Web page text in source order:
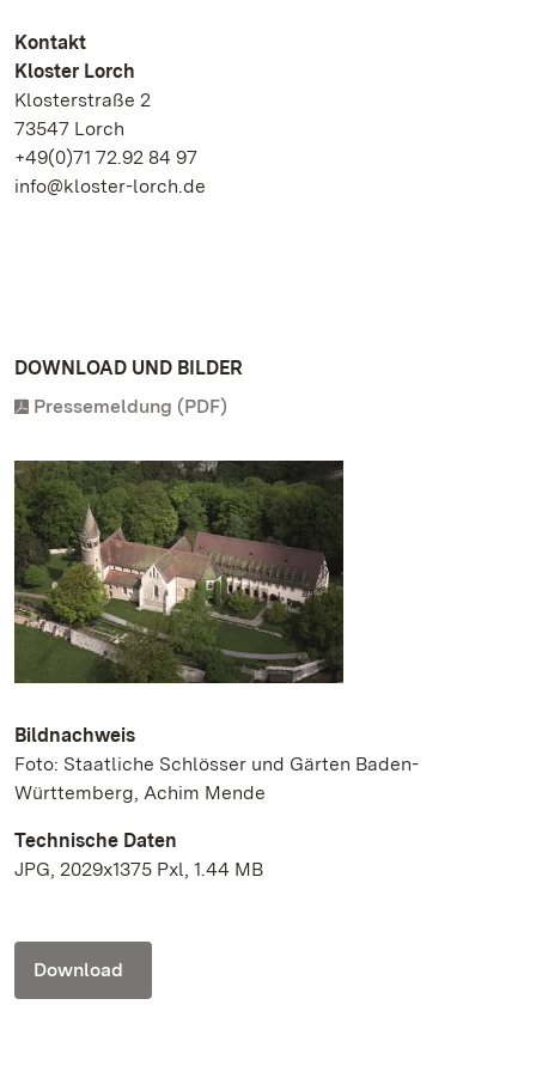
Kontakt
Kloster Lorch
Klosterstraße 2
73547 Lorch
+49(0)71 72.92 84 97
info@kloster-lorch.de
DOWNLOAD UND BILDER
Pressemeldung (PDF)
Bildnachweis
Foto: Staatliche Schlösser und Gärten Baden-
Württemberg, Achim Mende
Technische Daten
JPG, 2029x1375 Pxl, 1.44 MB
Download